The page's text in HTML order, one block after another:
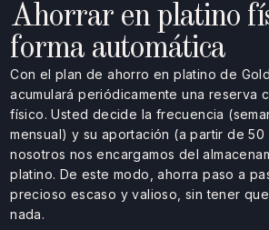
Ahorrar en platino
forma automática
Con el plan de ahorro en platino de
acumulará periódicamente una reserva
físico. Usted decide la frecuencia
mensual) y su aportación (a partir de
nosotros nos encargamos del
platino. De este modo, ahorra paso a
precioso escaso y valioso, sin tener
nada.